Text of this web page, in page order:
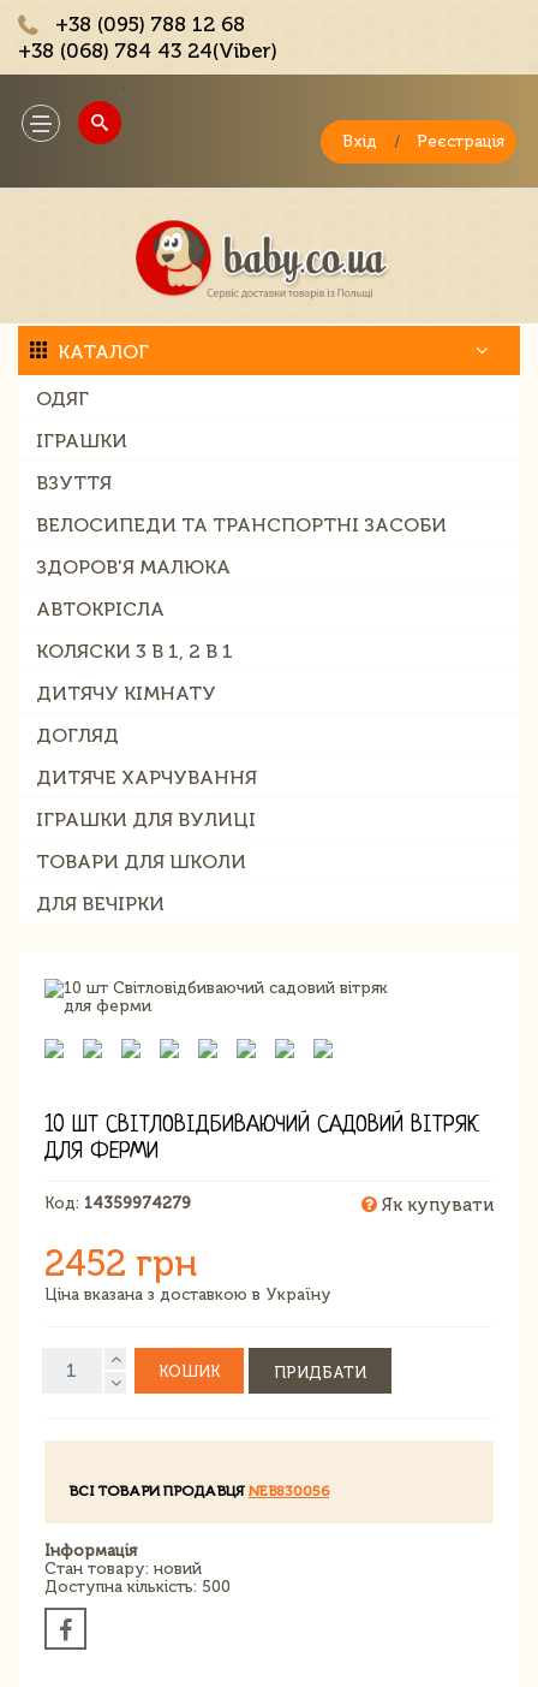
+38 (095) 788 12 68
+38 (068) 784 43 24(Viber)
Toggle
navigation
Вхід / Реєстрація
КАТАЛОГ
ОДЯГ
ІГРАШКИ
ВЗУТТЯ
ВЕЛОСИПЕДИ ТА ТРАНСПОРТНІ ЗАСОБИ
ЗДОРОВ'Я МАЛЮКА
АВТОКРІСЛА
КОЛЯСКИ 3 В 1, 2 В 1
ДИТЯЧУ КІМНАТУ
ДОГЛЯД
ДИТЯЧЕ ХАРЧУВАННЯ
ІГРАШКИ ДЛЯ ВУЛИЦІ
ТОВАРИ ДЛЯ ШКОЛИ
ДЛЯ ВЕЧІРКИ
10 ШТ СВІТЛОВІДБИВАЮЧИЙ САДОВИЙ ВІТРЯК
ДЛЯ ФЕРМИ
Код: 14359974279 Як купувати
2452 грн
Ціна вказана з доставкою в Україну
КОШИК ПРИДБАТИ
ВСІ ТОВАРИ ПРОДАВЦЯ NEB830056
Інформація
Стан товару: новий
Доступна кількість: 500